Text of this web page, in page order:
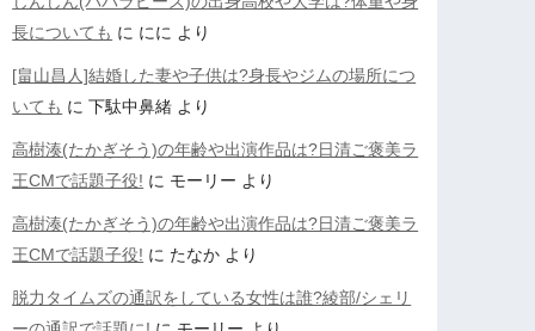
長についても に にに より
[畠山昌人]結婚した妻や子供は?身長やジムの場所につ
いても に下駄中鼻緒 より
高樹湊(たかぎそう)の年齢や出演作品は?日清ご褒美ラ
王CMで話題子役! に モーリー より
高樹湊(たかぎそう)の年齢や出演作品は?日清ご褒美ラ
王CMで話題子役! に たなか より
脱力タイムズの通訳をしている女性は誰?綾部/シェリ